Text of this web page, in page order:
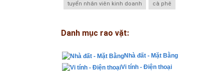
tuyển nhân viên kinh doanh cà phê
Danh mục rao vặt:
Nhà đất - Mặt Bằng
Vi tính - Điện thoại